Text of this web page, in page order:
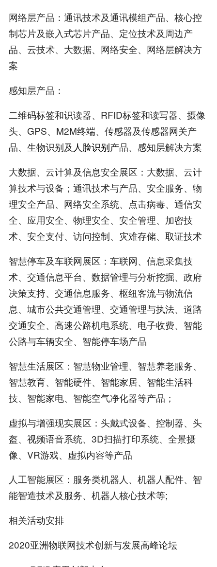
网络层产品：通讯技术及通讯模组产品、核心控
制芯片及嵌入式芯片产品、定位技术及周边产
品、云技术、大数据、网络安全、网络层解决方
案
感知层产品：
二维码标签和识读器、RFID标签和读写器、摄像
头、GPS、M2M终端、传感器及传感器网关产
品、生物识别及 人脸识别产品、感知层解决方案
大数据、云计算及信息安全展区：大数据、云计
算技术与设备；通讯技术与产品、安全服务、物
理安全产品、网络安全系统、点击病毒、通信安
全、应用安全、物理安全、安全管理、加密技
术、安全支付、访问控制、灾难存储、取证技术
智慧停车及车联网展区：车联网、信息采集技
术、交通信息平台、数据管理与分析挖掘、政府
决策支持、交通信息服务、枢纽客流与物流信
息、城市公共交通管理、交通管理与执法、道路
交通安全、高速公路机电系统、电子收费、智能
公路与车辆安全、智能停车场产品
智慧生活展区：智慧物业管理、智慧养老服务、
智慧教育、智能硬件、智能家居、智能生活科
技、智能家电、智能空气净化器等产品；
虚拟与增强现实展区：头戴式设备、控制器、头
盔、视频语音系统、3D扫描打印系统、全景摄
像、VR游戏、虚拟内容等产品
人工智能展区：服务类机器人、机器人配件、智
能智造技术及服务、机器人核心技术等;
相关活动安排
2020亚洲物联网技术创新与发展高峰论坛